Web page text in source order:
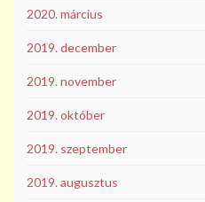
2020. március
2019. december
2019. november
2019. október
2019. szeptember
2019. augusztus